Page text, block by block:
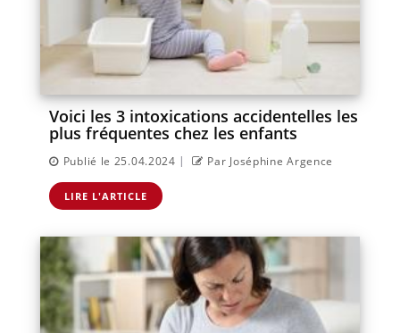
Voici les 3 intoxications accidentelles les
plus fréquentes chez les enfants
Publié le 25.04.2024 | Par Joséphine Argence
LIRE L'ARTICLE